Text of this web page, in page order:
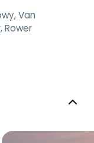
Van
Rower